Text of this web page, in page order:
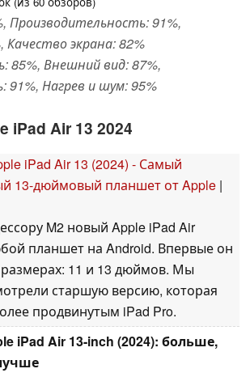
Производительность: 91%,
экрана: 82%
Внешний вид: 87%,
91%, Нагрев и шум: 95%
iPad Air 13 2024
iPad Air 13 (2024) - Самый
13-дюймовый планшет от Apple |
M2 новый Apple iPad Air
планшет на Android. Впервые он
размерах: 11 и 13 дюймов. Мы
старшую версию, которая
продвинутым iPad Pro.
iPad Air 13-inch (2024): больше,